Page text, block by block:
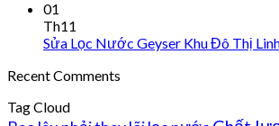
01
Th11
Sửa Lọc Nước Geyser Khu Đô Thị
Recent Comments
Tag Cloud